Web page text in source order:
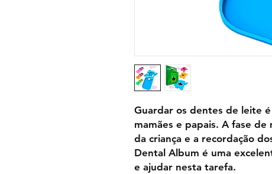
Guardar os dentes de leite
mamães e papais. A fase de
da criança e a recordação
Dental Album é uma
e ajudar nesta tarefa.